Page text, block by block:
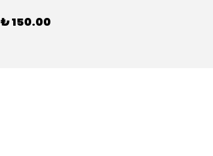
₺ 150.00